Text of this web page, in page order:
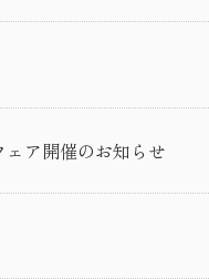
ア開催のお知らせ